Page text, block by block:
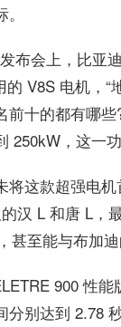
布会上，比亚
V8S 电机，
前十的都有哪
250kW，这一
将这款超强电
L 和唐 L，
至能与布加迪
900 性
别达到 2.78